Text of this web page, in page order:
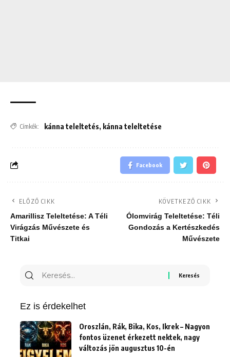
Címkék: kánna teleltetés, kánna teleltetése
Facebook
ELŐZŐ CIKK
Amarillisz Teleltetése: A Téli
Virágzás Művészete és
Titkai
KÖVETKEZŐ CIKK
Ólomvirág Teleltetése: Téli
Gondozás a Kertészkedés
Művészete
Keresés
Ez is érdekelhet
Oroszlán, Rák, Bika, Kos, Ikrek – Nagyon
fontos üzenet érkezett nektek, nagy
változás jön augusztus 10-én